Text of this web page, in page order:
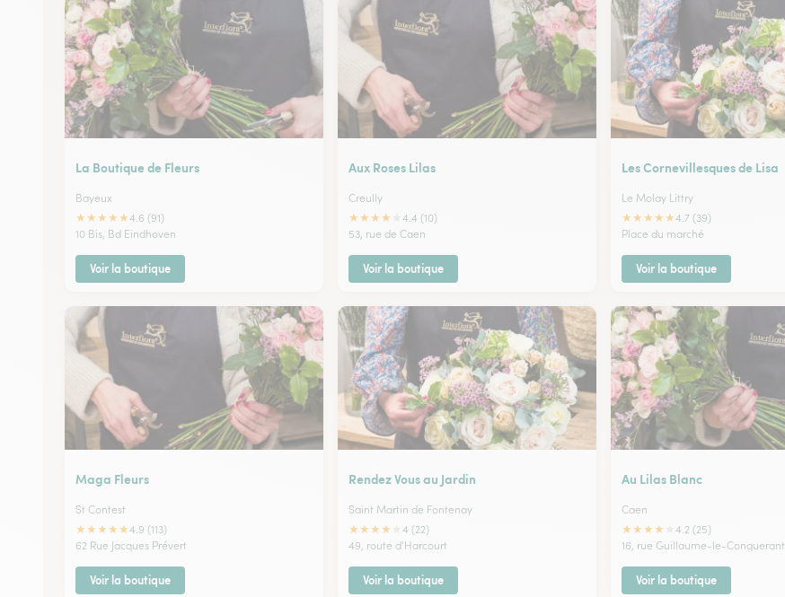
La Boutique de Fleurs
Bayeux
★★★★★4.6 (91)
10 Bis, Bd Eindhoven
Voir la boutique
Aux Roses Lilas
Creully
★★★★
4.4 (10)
53, rue de Caen
Voir la boutique
Les Cornevillesques de Lisa
Le Molay Littry
★★★★★4.7 (39)
Place du marché
Voir la boutique
Maga Fleurs
St Contest
★★★★★4.9 (113)
62 Rue Jacques Prévert
Voir la boutique
Rendez Vous au Jardin
Saint Martin de Fontenay
★★★★
4 (22)
49, route d'Harcourt
Voir la boutique
Au Lilas Blanc
Caen
★★★★
4.2 (25)
16, rue Guillaume-le-Conquerant
Voir la boutique